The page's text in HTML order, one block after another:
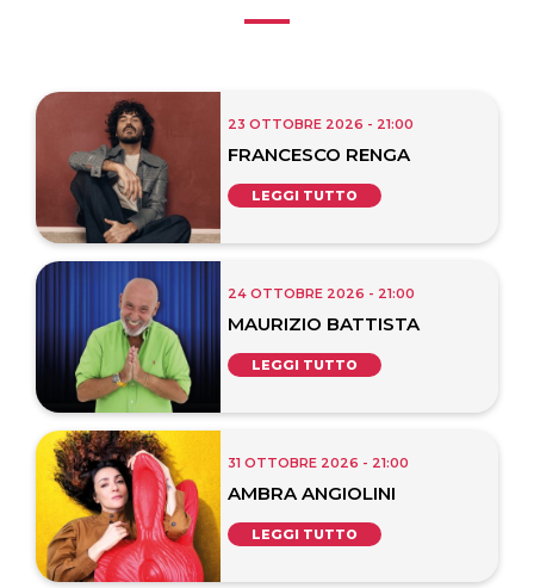
23 OTTOBRE 2026 - 21:00
FRANCESCO RENGA
LEGGI TUTTO
24 OTTOBRE 2026 - 21:00
MAURIZIO BATTISTA
LEGGI TUTTO
31 OTTOBRE 2026 - 21:00
AMBRA ANGIOLINI
LEGGI TUTTO